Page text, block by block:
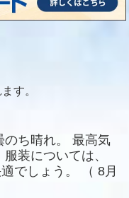
す。
のち晴れ。
最高気
服装については、
でしょう。
（ 8月